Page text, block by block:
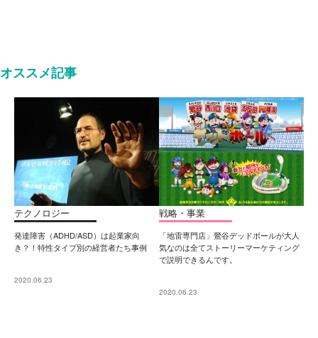
オススメ記事
テクノロジー
発達障害（ADHD/ASD）は起業家向
き？！特性タイプ別の経営者たち事例
2020.06.23
戦略・事業
「地雷専門店」鶯谷デッドボールが大人
気なのは全てストーリーマーケティング
で説明できるんです。
2020.06.23